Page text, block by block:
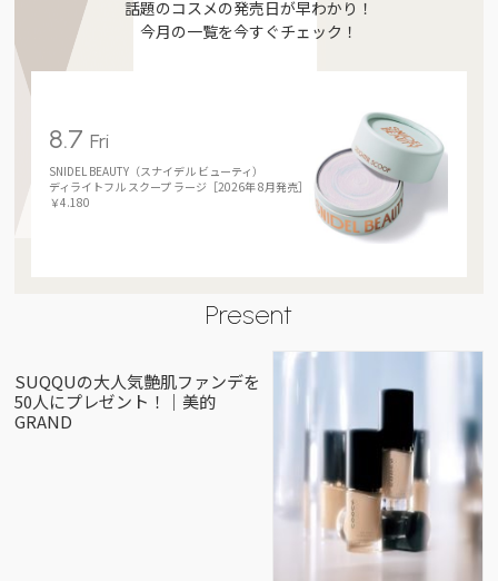
話題のコスメの発売日が早わかり！
今月の一覧を今すぐチェック！
8.7Fri
SNIDEL BEAUTY（スナイデル ビューティ）
ディライトフル スクープ ラージ［2026年 8月発売］
￥4.180
Present
SUQQUの大人気艶肌ファンデを
50人にプレゼント！｜美的
GRAND